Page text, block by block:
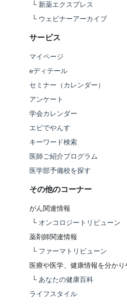
└ 新薬エクスプレス
└ ウェビナーアーカイブ
サービス
マイページ
eディテール
セミナー（カレンダー）
アンケート
学会カレンダー
エビでやんす
キーワード検索
医師ご紹介プログラム
医学部予備校を探す
その他のコーナー
がん関連情報
└ オンコロジートリビューン
薬剤師関連情報
└ ファーマトリビューン
医療や医学、健康情報を分か
└ あなたの健康百科
ライフスタイル